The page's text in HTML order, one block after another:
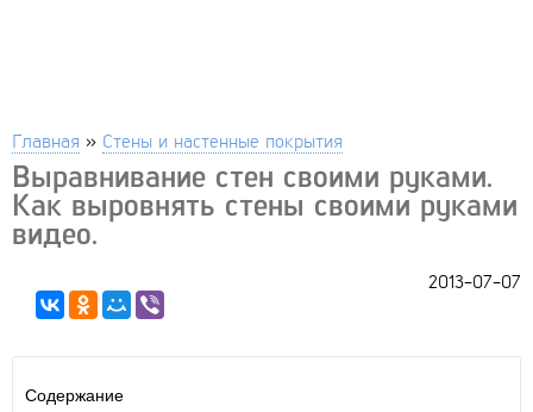
Главная » Стены и настенные покрытия
Выравнивание стен своими руками.
Как выровнять стены своими руками
видео.
2013-07-07
Содержание